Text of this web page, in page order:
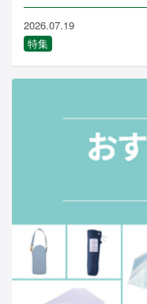
2026.07.19
特集